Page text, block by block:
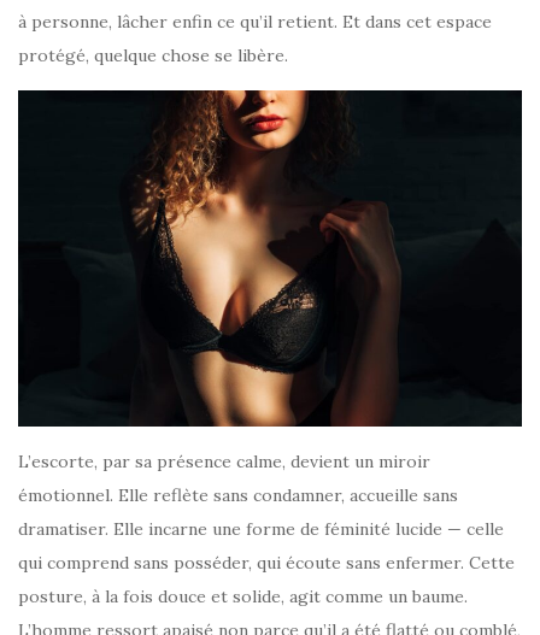
à personne, lâcher enfin ce qu’il retient. Et dans cet espace
protégé, quelque chose se libère.
L’escorte, par sa présence calme, devient un miroir
émotionnel. Elle reflète sans condamner, accueille sans
dramatiser. Elle incarne une forme de féminité lucide — celle
qui comprend sans posséder, qui écoute sans enfermer. Cette
posture, à la fois douce et solide, agit comme un baume.
L’homme ressort apaisé non parce qu’il a été flatté ou comblé,